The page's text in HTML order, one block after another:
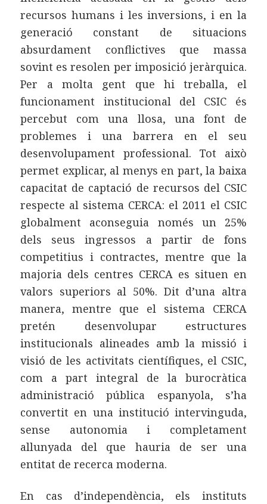
recursos humans i les inversions, i en la
generació constant de situacions
absurdament conflictives que massa
sovint es resolen per imposició jeràrquica.
Per a molta gent que hi treballa, el
funcionament institucional del CSIC és
percebut com una llosa, una font de
problemes i una barrera en el seu
desenvolupament professional. Tot això
permet explicar, al menys en part, la baixa
capacitat de captació de recursos del CSIC
respecte al sistema CERCA: el 2011 el CSIC
globalment aconseguia només un 25%
dels seus ingressos a partir de fons
competitius i contractes, mentre que la
majoria dels centres CERCA es situen en
valors superiors al 50%. Dit d’una altra
manera, mentre que el sistema CERCA
pretén desenvolupar estructures
institucionals alineades amb la missió i
visió de les activitats científiques, el CSIC,
com a part integral de la burocràtica
administració pública espanyola, s’ha
convertit en una institució intervinguda,
sense autonomia i completament
allunyada del que hauria de ser una
entitat de recerca moderna.
En cas d’independència, els instituts